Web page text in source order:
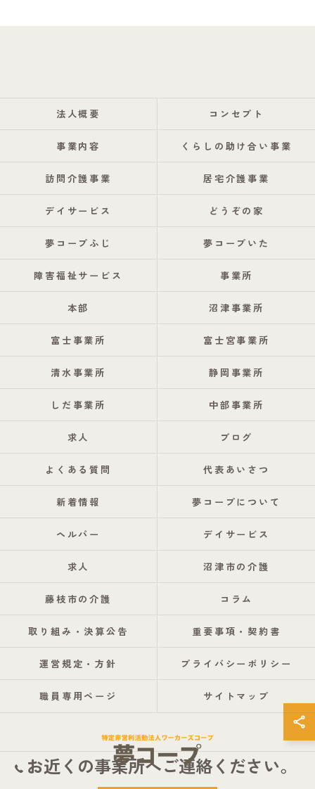
お近くの事業所へご連絡ください。
法人概要 コンセプト
事業内容 くらしの助け合い事業
訪問介護事業 居宅介護事業
デイサービス どうぞの家
夢コープふじ 夢コープいた
障害福祉サービス 事業所
本部 沼津事業所
富士事業所 富士宮事業所
清水事業所 静岡事業所
しだ事業所 中部事業所
求人 ブログ
よくある質問 代表あいさつ
新着情報 夢コープについて
ヘルパー デイサービス
求人 沼津市の介護
藤枝市の介護 コラム
取り組み・決算公告 重要事項・契約書
運営規定・方針 プライバシーポリシー
職員専用ページ サイトマップ